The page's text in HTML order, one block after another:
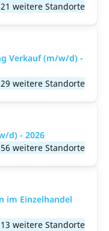
weitere Standorte
Verkauf (m/w/d) -
weitere Standorte
d) - 2026
weitere Standorte
im Einzelhandel
weitere Standorte